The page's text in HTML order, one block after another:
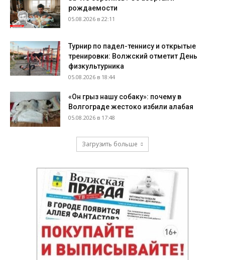
рождаемости
05.08.2026 в 22:11
Турнир по падел-теннису и открытые
тренировки: Волжский отметит День
физкультурника
05.08.2026 в 18:44
«Он грыз нашу собаку»: почему в
Волгограде жестоко избили алабая
05.08.2026 в 17:48
Загрузить больше